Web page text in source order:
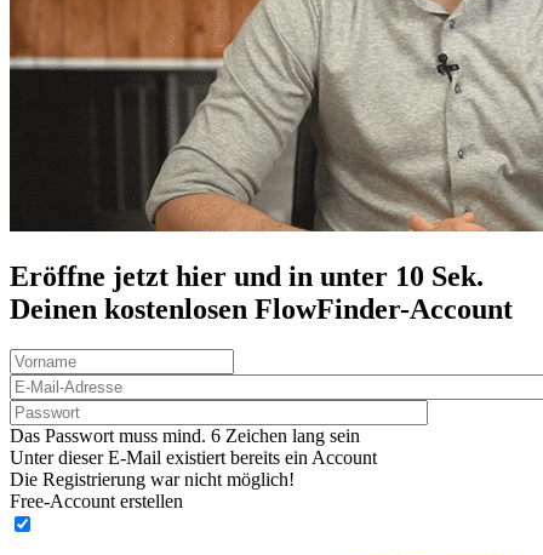
Eröffne jetzt hier und in unter 10 Sek.
Deinen kostenlosen FlowFinder-Account
Das Passwort muss mind. 6 Zeichen lang sein
Unter dieser E-Mail existiert bereits ein Account
Die Registrierung war nicht möglich!
Free-Account erstellen